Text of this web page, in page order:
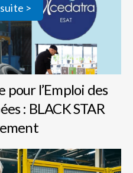
>
pour l’Emploi des
: BLACK STAR